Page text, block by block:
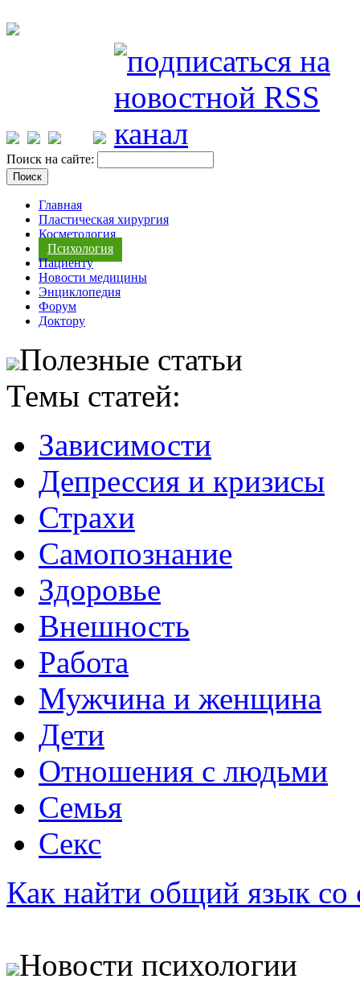
Поиск на сайте:
Главная
Пластическая хирургия
Косметология
Психология
Пациенту
Новости медицины
Энциклопедия
Форум
Доктору
Полезные статьи
Темы статей:
Зависимости
Депрессия и кризисы
Страхи
Самопознание
Здоровье
Внешность
Работа
Мужчина и женщина
Дети
Отношения с людьми
Семья
Секс
Как найти общий язык со
Новости психологии